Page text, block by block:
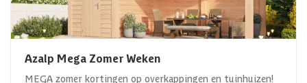
Azalp Mega Zomer Weken
MEGA zomer kortingen op overkappingen en tuinhuizen!